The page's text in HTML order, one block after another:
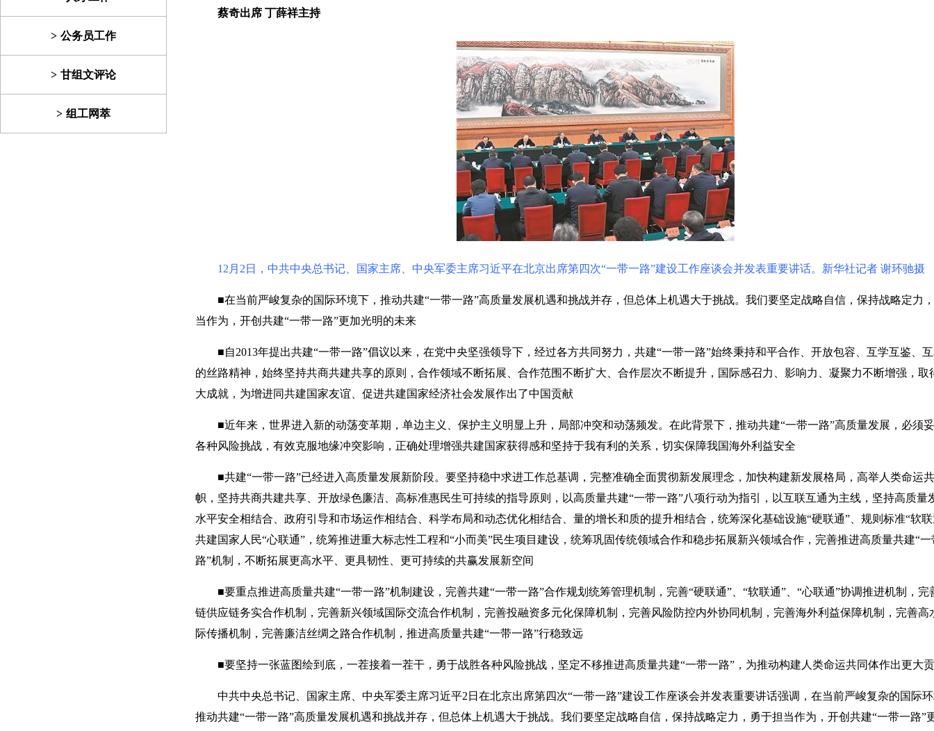
公务员工作
甘组文评论
组工网萃
蔡奇出席 丁薛祥主持
12月2日，中共中央总书记、国家主席、中央军委主席习近平在北京出席第四次“一带一路”建设工作座谈会并发表重要讲话。新华社记者 谢环驰摄
■在当前严峻复杂的国际环境下，推动共建“一带一路”高质量发展机遇和挑战并存，但总体上机遇大于挑战。我们要坚定战略自信，保持战略定力
当作为，开创共建“一带一路”更加光明的未来
■自2013年提出共建“一带一路”倡议以来，在党中央坚强领导下，经过各方共同努力，共建“一带一路”始终秉持和平合作、开放包容、互学互鉴、
的丝路精神，始终坚持共商共建共享的原则，合作领域不断拓展、合作范围不断扩大、合作层次不断提升，国际感召力、影响力、凝聚力不断增强，取
大成就，为增进同共建国家友谊、促进共建国家经济社会发展作出了中国贡献
■近年来，世界进入新的动荡变革期，单边主义、保护主义明显上升，局部冲突和动荡频发。在此背景下，推动共建“一带一路”高质量发展，必须
各种风险挑战，有效克服地缘冲突影响，正确处理增强共建国家获得感和坚持于我有利的关系，切实保障我国海外利益安全
■共建“一带一路”已经进入高质量发展新阶段。要坚持稳中求进工作总基调，完整准确全面贯彻新发展理念，加快构建新发展格局，高举人类命运
帜，坚持共商共建共享、开放绿色廉洁、高标准惠民生可持续的指导原则，以高质量共建“一带一路”八项行动为指引，以互联互通为主线，坚持高质量
水平安全相结合、政府引导和市场运作相结合、科学布局和动态优化相结合、量的增长和质的提升相结合，统筹深化基础设施“硬联通”、规则标准“软
共建国家人民“心联通”，统筹推进重大标志性工程和“小而美”民生项目建设，统筹巩固传统领域合作和稳步拓展新兴领域合作，完善推进高质量共建“一
路”机制，不断拓展更高水平、更具韧性、更可持续的共赢发展新空间
■要重点推进高质量共建“一带一路”机制建设，完善共建“一带一路”合作规划统筹管理机制，完善“硬联通”、“软联通”、“心联通”协调推进机制，完
链供应链务实合作机制，完善新兴领域国际交流合作机制，完善投融资多元化保障机制，完善风险防控内外协同机制，完善海外利益保障机制，完善高
际传播机制，完善廉洁丝绸之路合作机制，推进高质量共建“一带一路”行稳致远
■要坚持一张蓝图绘到底，一茬接着一茬干，勇于战胜各种风险挑战，坚定不移推进高质量共建“一带一路”，为推动构建人类命运共同体作出更大
中共中央总书记、国家主席、中央军委主席习近平2日在北京出席第四次“一带一路”建设工作座谈会并发表重要讲话强调，在当前严峻复杂的国际
推动共建“一带一路”高质量发展机遇和挑战并存，但总体上机遇大于挑战。我们要坚定战略自信，保持战略定力，勇于担当作为，开创共建“一带一路”